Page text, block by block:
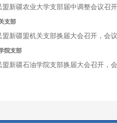
盟新疆农业大学支部届中调整会议召
支部
盟新疆盟机关支部换届大会召开，会
院支部
盟新疆石油学院支部换届大会召开，